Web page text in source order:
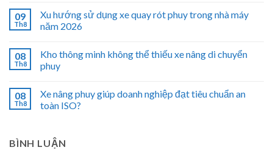
09
Th8
Xu hướng sử dụng xe quay rót phuy trong nhà máy
năm 2026
08
Th8
Kho thông minh không thể thiếu xe nâng di chuyển
phuy
08
Th8
Xe nâng phuy giúp doanh nghiệp đạt tiêu chuẩn an
toàn ISO?
BÌNH LUẬN